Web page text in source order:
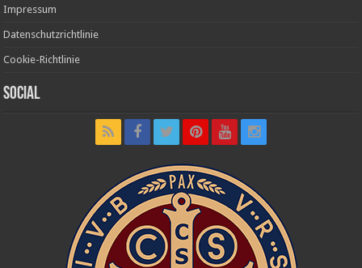
Impressum
Datenschutzrichtlinie
Cookie-Richtlinie
Social